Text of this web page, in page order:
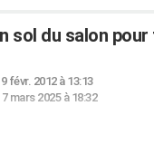
sol du salon
févr. 2012 à 13:13
7 mars 2025 à 18:32